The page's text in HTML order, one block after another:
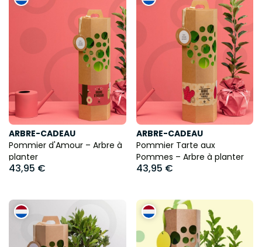
ARBRE-CADEAU
Pommier d'Amour – Arbre à
planter
43,95 €
ARBRE-CADEAU
Pommier Tarte aux
Pommes – Arbre à planter
43,95 €